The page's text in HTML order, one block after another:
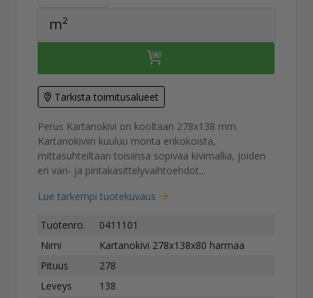
m²
Tarkista toimitusalueet
Perus Kartanokivi on kooltaan 278x138 mm.
Kartanokiviin kuuluu monta erikokoista,
mittasuhteiltaan toisiinsa sopivaa kivimallia, joiden
eri väri- ja pintakäsittelyvaihtoehdot...
Lue tarkempi tuotekuvaus
Tuotenro.
0411101
Nimi
Kartanokivi 278x138x80 harmaa
Pituus
278
Leveys
138